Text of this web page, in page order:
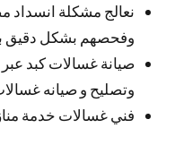
نعالج مشكلة انسداد
وفحصهم بشكل دقيق
صيانة غسالات كبد
وتصليح و صيانه
فني غسالات خدمة